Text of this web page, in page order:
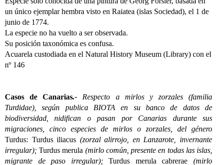
un único ejemplar hembra visto en Raiatea (islas Sociedad), el 1 de
junio de 1774.
La especie no ha vuelto a ser observada.
Su posición taxonómica es confusa.
Acuarela custodiada en el Natural History Museum (Library) con el
nº 146
Casos de Canarias.- Respecto a mirlos y zorzales (familia
Turdidae), según publica BIOTA en su banco de datos de
biodiversidad, nidifican o pasan por Canarias durante sus
migraciones, cinco especies de mirlos o zorzales, del género
Turdus: Turdus iliacus (zorzal alirrojo, en Lanzarote, invernante
irregular);Turdus merula (mirlo común, presente en todas las islas,
migrante de paso irregular);Turdus merula cabrerae (mirlo